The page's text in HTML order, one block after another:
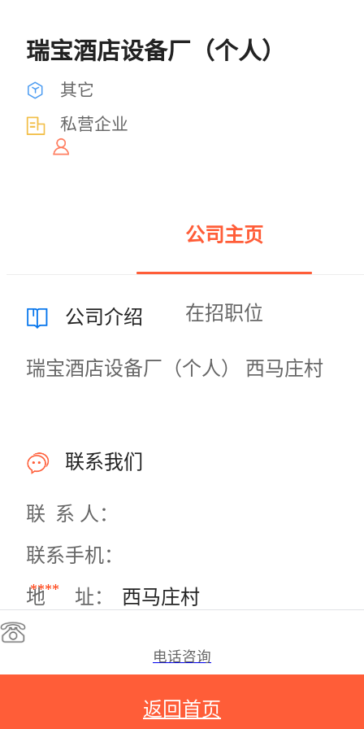
瑞宝酒店设备厂（个人）
其它
私营企业
公司主页
在招职位
公司介绍
瑞宝酒店设备厂（个人） 西马庄村
联系我们
联 系 人：
联系手机：
****
地 址： 西马庄村
电话咨询
返回首页